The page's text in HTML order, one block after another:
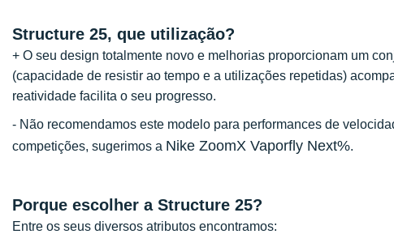
Structure 25, que utilização?
+ O seu design totalmente novo e melhorias proporcionam um
(capacidade de resistir ao tempo e a utilizações repetidas)
reatividade facilita o seu progresso.
- Não recomendamos este modelo para performances de
competições, sugerimos a Nike ZoomX Vaporfly Next%.
Porque escolher a Structure 25?
Entre os seus diversos atributos encontramos: